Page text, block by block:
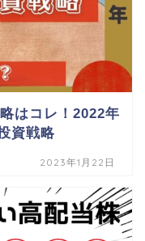
はコレ！2022年
資戦略
2023年1月22日